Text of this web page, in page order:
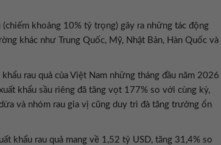
khoảng 10% tỷ trọng) gây ra những tác động
khác như Trung Quốc, Mỹ, Nhật Bản, Hàn Quốc và
rau quả của Việt Nam những tháng đầu năm 2026
khẩu sầu riêng đã tăng vọt 177% so với cùng kỳ,
và nhóm rau gia vị cũng duy trì đà tăng trưởng ổn
khẩu rau quả mang về 1,52 tỷ USD, tăng 31,4% so